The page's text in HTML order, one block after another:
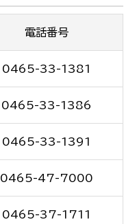
電話番号
0465-33-1381
0465-33-1386
0465-33-1391
0465-47-7000
0465-37-1711